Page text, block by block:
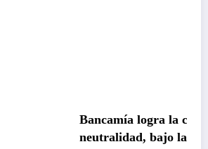
logra la certificación carbono
bajo la norma internacional